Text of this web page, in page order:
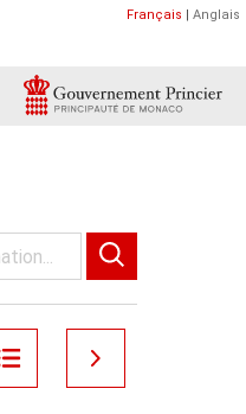
Français | Anglais